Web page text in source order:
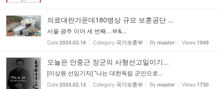
의료대란가운데180병상 규모 보훈공단 ...
서울·광주 이어 세 번째…부&...
Date2024.03.18 Category 국가보훈부 By master Views 1949
오늘은 안중근 장군의 사형선고일이기...
[이상원 선임기자] "나는 대한독립 군인으로...
Date2024.02.14 Category 국가보훈부 By master Views 1730